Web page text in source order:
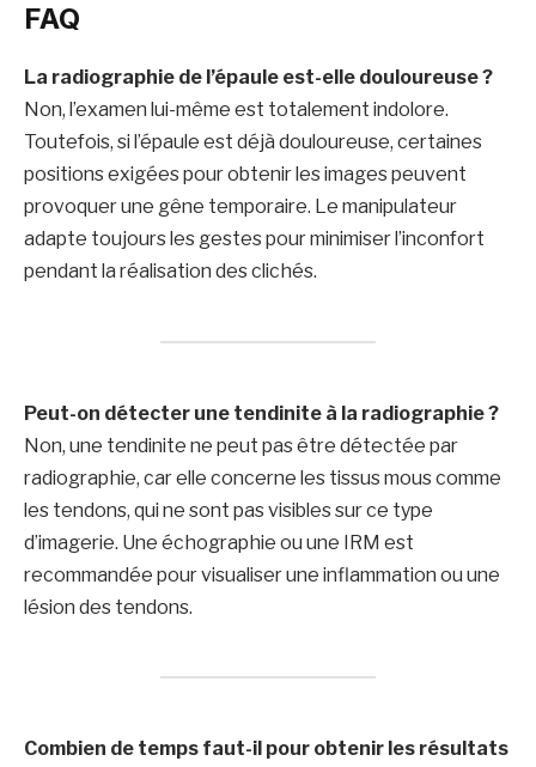
FAQ
La radiographie de l’épaule est-elle douloureuse ?
Non, l’examen lui-même est totalement indolore.
Toutefois, si l’épaule est déjà douloureuse, certaines
positions exigées pour obtenir les images peuvent
provoquer une gêne temporaire. Le manipulateur
adapte toujours les gestes pour minimiser l’inconfort
pendant la réalisation des clichés.
Peut-on détecter une tendinite à la radiographie ?
Non, une tendinite ne peut pas être détectée par
radiographie, car elle concerne les tissus mous comme
les tendons, qui ne sont pas visibles sur ce type
d’imagerie. Une échographie ou une IRM est
recommandée pour visualiser une inflammation ou une
lésion des tendons.
Combien de temps faut-il pour obtenir les résultats